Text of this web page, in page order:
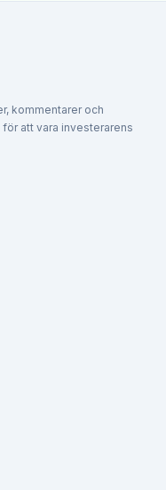
kommentarer och
att vara investerarens